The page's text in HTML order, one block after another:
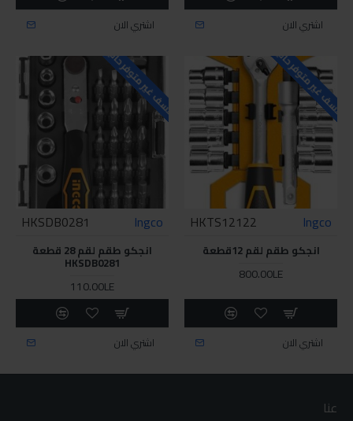
اشتري الان اشتري الان
للاسف غير متوفر حاليا
Ingco
HKTS12122
انجكو طقم لقم 12قطعة
800.00LE
اشتري الان
للاسف غير متوفر حاليا
Ingco
HKSDB0281
انجكو طقم لقم 28 قطعة
HKSDB0281
110.00LE
اشتري الان
عنا